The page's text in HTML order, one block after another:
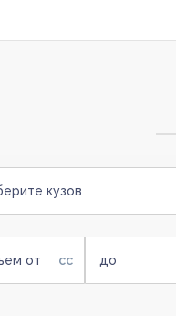
кузов
от до